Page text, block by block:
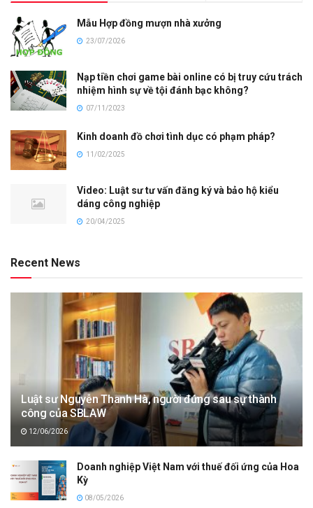
Mẫu Hợp đồng mượn nhà xưởng
23/07/2026
Nạp tiền chơi game bài online có bị truy cứu trách
nhiệm hình sự về tội đánh bạc không?
07/11/2023
Kinh doanh đồ chơi tình dục có phạm pháp?
11/02/2025
Video: Luật sư tư vấn đăng ký và bảo hộ kiểu
dáng công nghiệp
20/04/2025
Recent News
Luật sư Nguyễn Thanh Hà, người đứng sau sự thành
công của SBLAW
12/06/2026
Doanh nghiệp Việt Nam với thuế đối ứng của Hoa
Kỳ
08/05/2026